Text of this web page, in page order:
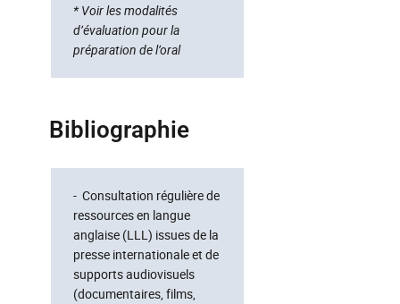
* Voirles modalités
d’évaluation pour la
préparation de l’oral
Bibliographie
- Consultation régulière de
ressources en langue
anglaise (LLL) issues de la
presse internationale et de
supports audiovisuels
(documentaires, films,